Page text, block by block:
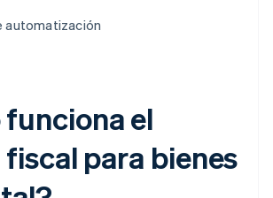
automatización
el
para bienes